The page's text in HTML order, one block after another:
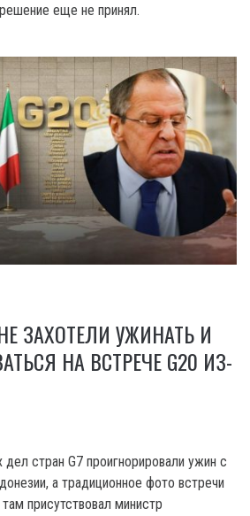
еще не принял.
ЗАХОТЕЛИ УЖИНАТЬ И
НА ВСТРЕЧЕ G20 ИЗ-
стран G7 проигнорировали ужин с
а традиционное фото встречи
присутствовал министр